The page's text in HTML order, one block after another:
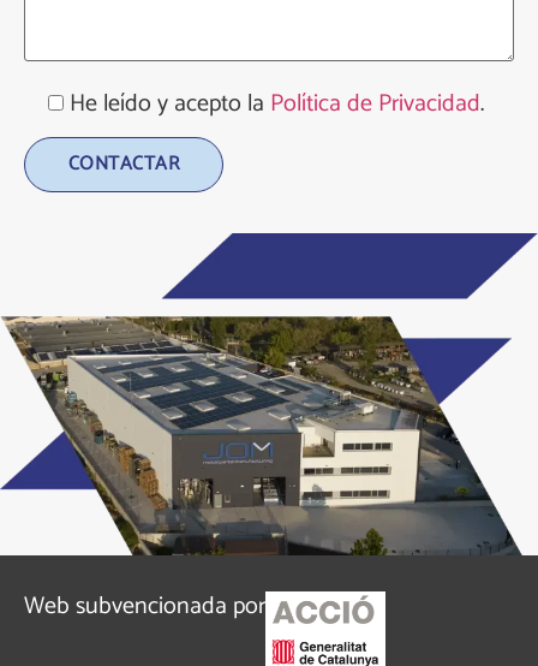
He leído y acepto la Política de Privacidad.
Web subvencionada por